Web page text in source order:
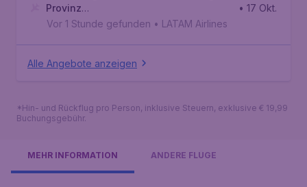
Provinz
Cajamarca, Flughafen Cajamarca
• 17 Okt.
Vor 1 Stunde gefunden • LATAM Airlines
Alle Angebote anzeigen
*Hin- und Rückflug pro Person, inklusive Steuern, exklusive € 19,99
Buchungsgebühr.
MEHR INFORMATION ANDERE FLÜGE